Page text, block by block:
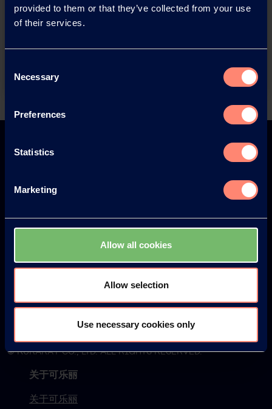
provided to them or that they’ve collected from your use
of their services.
Selection
Necessary
Preferences
Statistics
Marketing
Allow all cookies
Allow selection
Use necessary cookies only
You have questions about our
products or want to contact us?
Back
Japan South America
© KURARAY CO., LTD. ALL RIGHTS RESERVED.
关于可乐丽
关于可乐丽